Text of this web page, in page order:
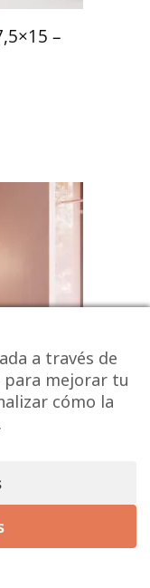
–
–
a través de
para mejorar tu
cómo la